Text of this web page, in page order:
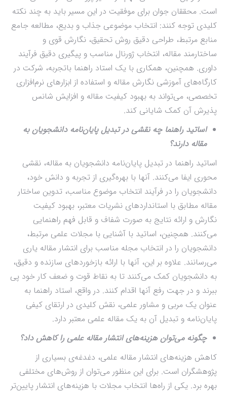
است. محققان جوان برای موفقیت در این مسیر باید به چند نکته
کلیدی توجه کنند: انتخاب موضوعی جذاب و بدیع، مطالعه جامع
منابع مرتبط، طراحی دقیق روش تحقیق، نگارش قوی و
ساختارمند مقاله، انتخاب ژورنال مناسب و پیگیری دقیق فرآیند
داوری. همچنین، همکاری با یک استاد راهنما باتجربه، شرکت در
کارگاه‌های آموزشی نگارش مقاله و استفاده از ابزارهای نرم‌افزاری
تخصصی، می‌تواند به بهبود کیفیت مقاله و افزایش شانس
پذیرش آن کمک شایانی کند.
اساتید راهنما چه نقشی در تبدیل پایان‌نامه دانشجویان به
مقاله دارند؟
اساتید راهنما در تبدیل پایان‌نامه دانشجویان به مقاله، نقشی
محوری ایفا می‌کنند. آنها با بهره‌گیری از تجربه و دانش خود،
دانشجویان را در فرآیند انتخاب موضوع مناسب، تدوین ساختار
مقاله مطابق با استانداردهای نشریات معتبر، بهبود کیفیت
نگارش و ارائه نتایج به صورت شفاف و قابل فهم راهنمایی
می‌کنند. همچنین، اساتید با آشنایی با مجلات علمی مرتبط،
دانشجویان را در انتخاب مجله مناسب برای انتشار مقاله یاری
می‌رسانند. علاوه بر این، آنها با ارائه بازخوردهای سازنده و دقیق،
به دانشجویان کمک می‌کنند تا به نقاط قوت و ضعف کار خود پی
ببرند و در جهت رفع آنها اقدام کنند. در واقع، استاد راهنما به
عنوان یک مربی و مشاور علمی، نقش کلیدی در ارتقای کیفی
پایان‌نامه و تبدیل آن به یک مقاله علمی معتبر دارد.
چگونه می‌توان هزینه‌های انتشار مقاله علمی را کاهش داد؟
کاهش هزینه‌های انتشار مقاله علمی، دغدغه‌ی بسیاری از
پژوهشگران است. برای این منظور می‌توان از روش‌های مختلفی
بهره برد. یکی از راه‌ها انتخاب مجلات با هزینه‌های انتشار پایین‌تر